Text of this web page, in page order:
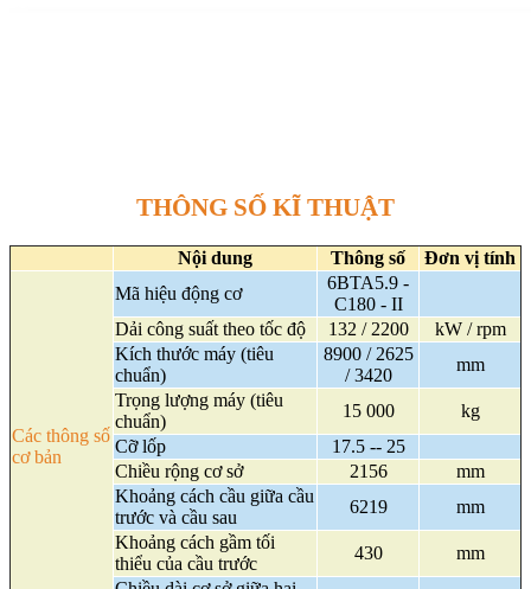
THÔNG SỐ KĨ THUẬT
Nội dung Thông số Đơn vị tính
Các thông số
cơ bản
Mã hiệu động cơ
6BTA5.9 -
C180 - II
Dải công suất theo tốc độ
132 / 2200
kW / rpm
Kích thước máy (tiêu
chuẩn)
8900 / 2625
/ 3420
mm
Trọng lượng máy (tiêu
chuẩn)
15 000
kg
Cỡ lốp
17.5 -- 25
Chiều rộng cơ sở
2156
mm
Khoảng cách cầu giữa cầu
trước và cầu sau
6219
mm
Khoảng cách gầm tối
thiểu của cầu trước
430
mm